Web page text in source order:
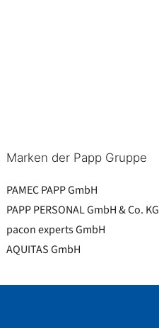
Marken der Papp Gruppe
PAMEC PAPP GmbH
PAPP PERSONAL GmbH & Co. KG
pacon experts GmbH
AQUITAS GmbH